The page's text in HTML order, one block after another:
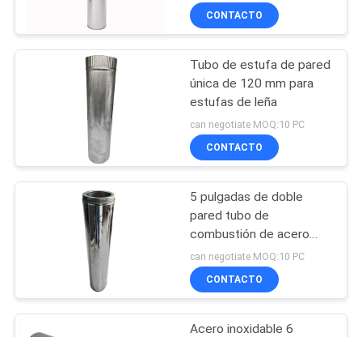
Abrazadera de tubo
ancha
31
Abrazadera de tubo
partida
22
CONTACTO
Tubo de estufa de pared
única de 120 mm para
estufas de leña
can negotiate MOQ:10 PC
CONTACTO
5 pulgadas de doble
pared tubo de
combustión de acero
inoxidable para chimenea
y estufa de leña
can negotiate MOQ:10 PC
CONTACTO
Acero inoxidable 6